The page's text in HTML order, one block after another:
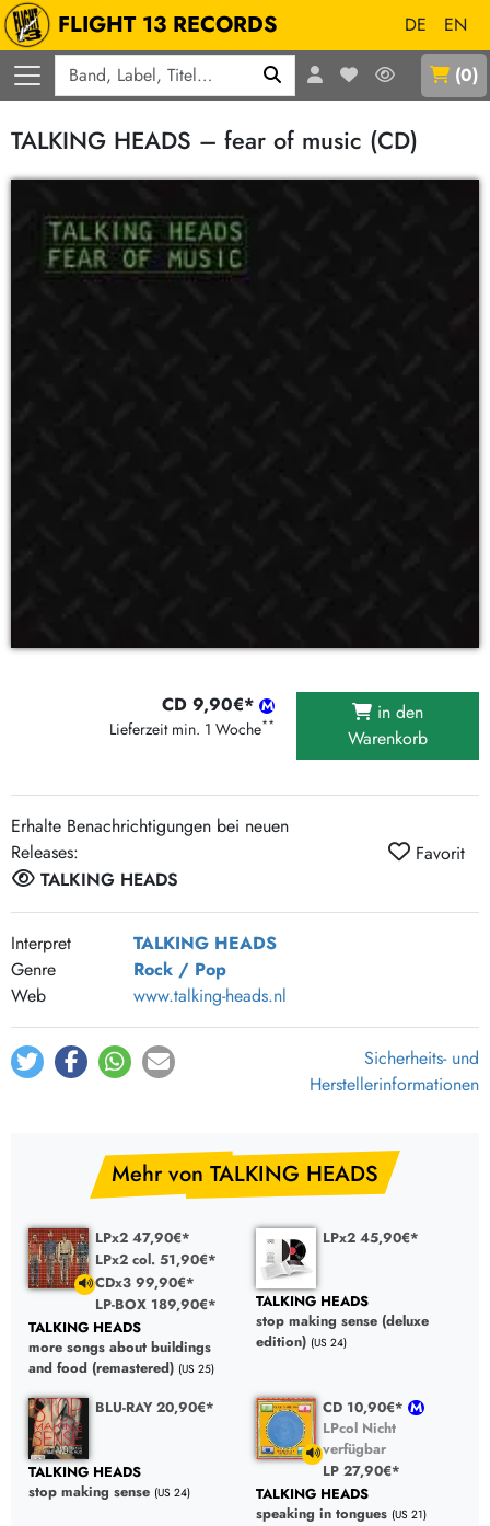
FLIGHT 13 RECORDS DE
EN
(0)
TALKING HEADS – fear of music (CD)
CD 9,90€*
Lieferzeit min. 1 Woche**
in den
Warenkorb
Erhalte Benachrichtigungen bei neuen
Releases:
TALKING HEADS
Favorit
Interpret
TALKING HEADS
Genre
Rock / Pop
Web
www.talking-heads.nl
Sicherheits- und
Herstellerinformationen
Mehr von TALKING HEADS
LPx2 47,90€*
LPx2 col. 51,90€*
CDx3 99,90€*
LP-BOX 189,90€*
TALKING HEADS
more songs about buildings
and food (remastered) (US 25)
LPx2 45,90€*
TALKING HEADS
stop making sense (deluxe
edition) (US 24)
BLU-RAY 20,90€*
TALKING HEADS
stop making sense (US 24)
CD 10,90€*
LPcol Nicht
verfügbar
LP 27,90€*
TALKING HEADS
speaking in tongues (US 21)